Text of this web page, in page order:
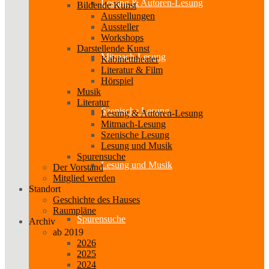
Lesung & Autoren-Lesung
Mitmach-Lesung
Szenische Lesung
Lesung und Musik
Spurensuche
Bildende Kunst
Ausstellungen
Aussteller
Workshops
Darstellende Kunst
Kabinetttheater
Literatur & Film
Hörspiel
Musik
Literatur
Lesung & Autoren-Lesung
Mitmach-Lesung
Szenische Lesung
Lesung und Musik
Spurensuche
Der Vorstand
Mitglied werden
Standort
Geschichte des Hauses
Raumpläne
Archiv
ab 2019
2026
2025
2024